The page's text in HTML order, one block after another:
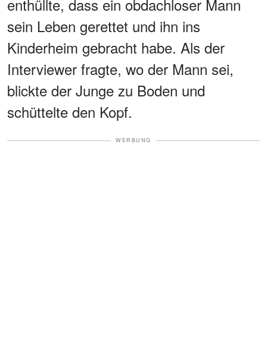
enthüllte, dass ein obdachloser Mann
sein Leben gerettet und ihn ins
Kinderheim gebracht habe. Als der
Interviewer fragte, wo der Mann sei,
blickte der Junge zu Boden und
schüttelte den Kopf.
WERBUNG